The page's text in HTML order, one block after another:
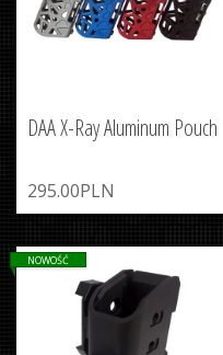
DAA X-Ray Aluminum Pouch
295.00PLN
NOWOŚĆ